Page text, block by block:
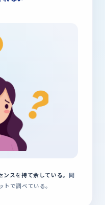
スを持て余している。 問
で調べている。